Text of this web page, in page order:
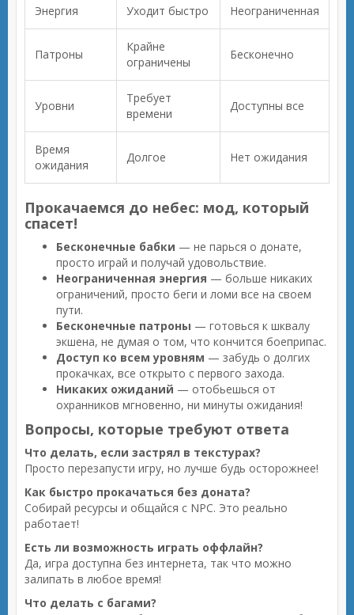
Энергия Уходит быстро Неограниченная
Патроны
Крайне
ограничены
Бесконечно
Уровни
Требует
времени
Доступны все
Время
ожидания
Долгое Нет ожидания
Прокачаемся до небес: мод, который
спасет!
Бесконечные бабки — не парься о донате,
просто играй и получай удовольствие.
Неограниченная энергия — больше никаких
ограничений, просто беги и ломи все на своем
пути.
Бесконечные патроны — готовься к шквалу
экшена, не думая о том, что кончится боеприпас.
Доступ ко всем уровням — забудь о долгих
прокачках, все открыто с первого захода.
Никаких ожиданий — отобьешься от
охранников мгновенно, ни минуты ожидания!
Вопросы, которые требуют ответа
Что делать, если застрял в текстурах?
Просто перезапусти игру, но лучше будь осторожнее!
Как быстро прокачаться без доната?
Собирай ресурсы и общайся с NPC. Это реально
работает!
Есть ли возможность играть оффлайн?
Да, игра доступна без интернета, так что можно
залипать в любое время!
Что делать с багами?